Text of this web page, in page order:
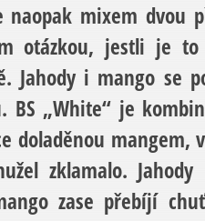
mixem dvou
otázkou, jestli je
Jahody i mango se
BS „White“ je
doladěnou
zklamalo.
zase přebíjí